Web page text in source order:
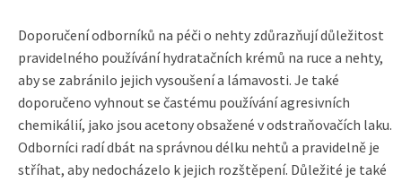
Doporučení odborníků na péči o nehty zdůrazňují důležitost
pravidelného používání hydratačních krémů na ruce a nehty,
aby se zabránilo jejich vysoušení a lámavosti. Je také
doporučeno vyhnout se častému používání agresivních
chemikálií, jako jsou acetony obsažené v odstraňovačích laku.
Odborníci radí dbát na správnou délku nehtů a pravidelně je
stříhat, aby nedocházelo k jejich rozštěpení. Důležité je také